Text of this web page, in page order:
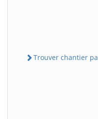
Trouver chantier